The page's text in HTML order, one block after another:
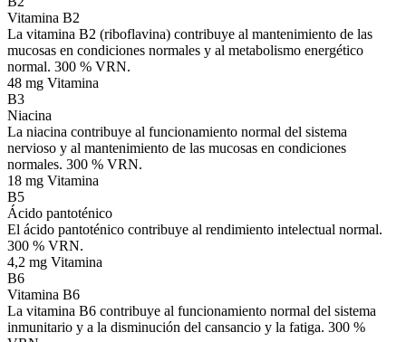
Vitamina B2
La vitamina B2 (riboflavina) contribuye al mantenimiento de las
mucosas en condiciones normales y al metabolismo energético
normal. 300 % VRN.
48 mg Vitamina
B3
Niacina
La niacina contribuye al funcionamiento normal del sistema
nervioso y al mantenimiento de las mucosas en condiciones
normales. 300 % VRN.
18 mg Vitamina
B5
Ácido pantoténico
El ácido pantoténico contribuye al rendimiento intelectual normal.
300 % VRN.
4,2 mg Vitamina
B6
Vitamina B6
La vitamina B6 contribuye al funcionamiento normal del sistema
inmunitario y a la disminución del cansancio y la fatiga. 300 %